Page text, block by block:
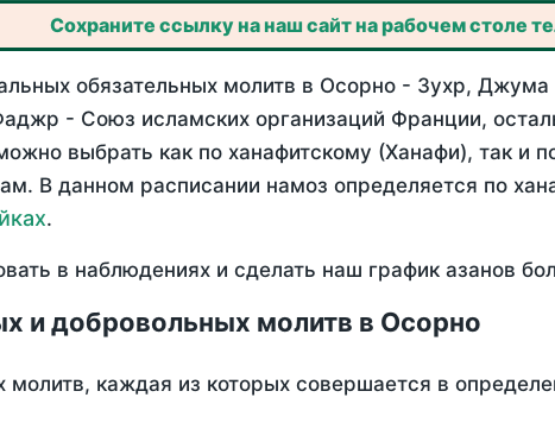
Сохраните ссылку на наш сайт на рабочем столе
обязательных молитв в Осорно - Зухр,
- Союз исламских организаций Франции,
выбрать как по ханафитскому (Ханафи), так
В данном расписании намоз определяется по
.
в наблюдениях и сделать наш график азанов
и добровольных молитв в Осорно
молитв, каждая из которых совершается в